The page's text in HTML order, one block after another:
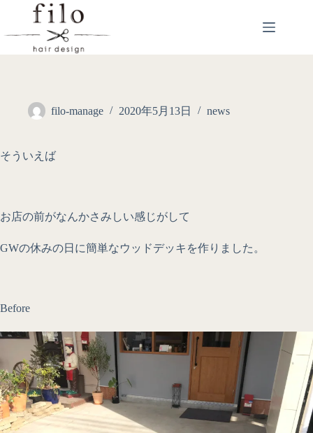
filo-manage 2020年5月13日 news
そういえば
お店の前がなんかさみしい感じがして
GWの休みの日に簡単なウッドデッキを作りました。
Before